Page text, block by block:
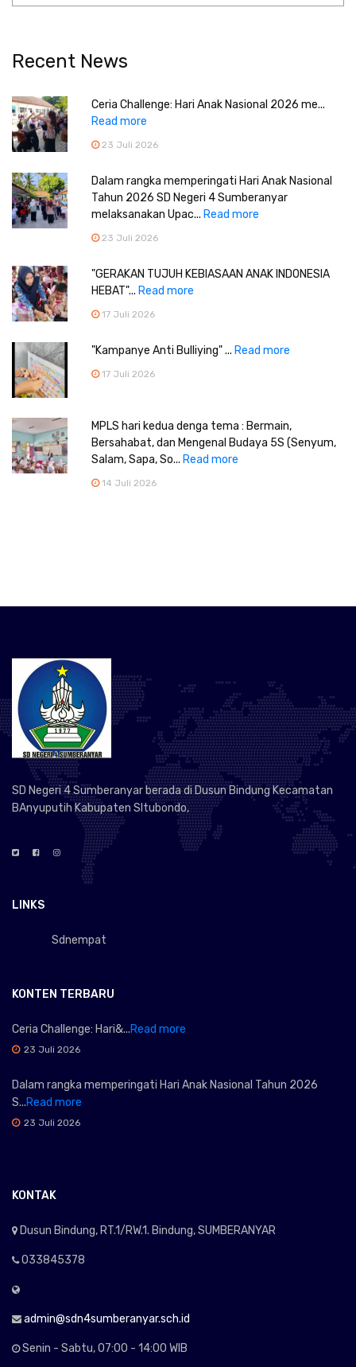
Recent News
Ceria Challenge: Hari Anak Nasional 2026 me...
Read more
23 Juli 2026
Dalam rangka memperingati Hari Anak Nasional
Tahun 2026 SD Negeri 4 Sumberanyar
melaksanakan Upac... Read more
23 Juli 2026
"GERAKAN TUJUH KEBIASAAN ANAK INDONESIA
HEBAT"... Read more
17 Juli 2026
"Kampanye Anti Bulliying" ... Read more
17 Juli 2026
MPLS hari kedua denga tema : Bermain,
Bersahabat, dan Mengenal Budaya 5S (Senyum,
Salam, Sapa, So... Read more
14 Juli 2026
SD Negeri 4 Sumberanyar berada di Dusun Bindung Kecamatan
BAnyuputih Kabupaten SItubondo,
LINKS
Sdnempat
KONTEN TERBARU
Ceria Challenge: Hari&...Read more
23 Juli 2026
Dalam rangka memperingati Hari Anak Nasional Tahun 2026
S...Read more
23 Juli 2026
KONTAK
Dusun Bindung, RT.1/RW.1. Bindung, SUMBERANYAR
033845378
admin@sdn4sumberanyar.sch.id
Senin - Sabtu, 07:00 - 14:00 WIB